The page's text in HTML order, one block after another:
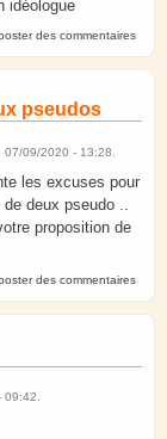
idéologue
des commentaires
pseudos
07/09/2020 - 13:28
les excuses pour
deux pseudo ..
proposition de
des commentaires
09:42